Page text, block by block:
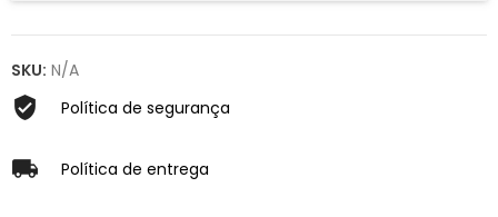
SKU: N/A
Política de segurança
Política de entrega